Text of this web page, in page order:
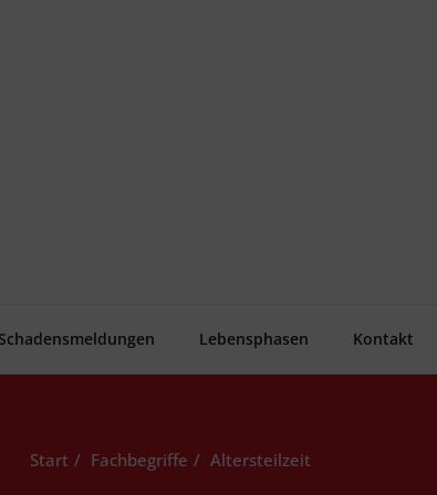
Lebens­pha­sen Kon­takt
Start Fachbegriffe Alters­teil­zeit